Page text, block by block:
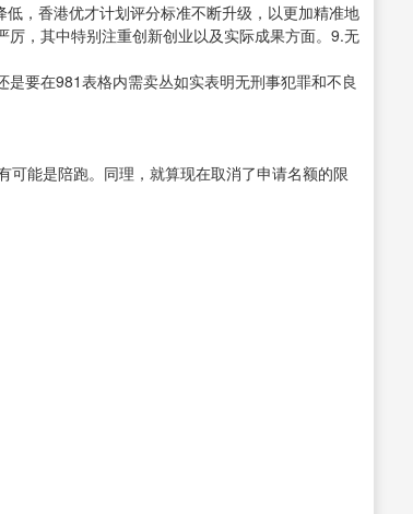
，香港优才计划评分标准不断升级，以更加精准地
，其中特别注重创新创业以及实际成果方面。9.无
要在981表格内需卖丛如实表明无刑事犯罪和不良
能是陪跑。同理，就算现在取消了申请名额的限